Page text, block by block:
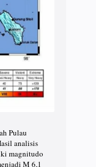
Pulau
analisis
magnitudo
M 6,1